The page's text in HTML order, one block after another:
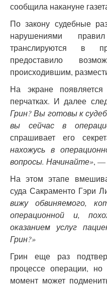
сообщила накануне
По закону судебные
нарушениями
транслируются в
предоставило
происходившим,
На экране
перчатках. И далее
Грин? Вы готовы к
вы сейчас в
спрашивает его
нахожусь в
вопросы. Начинайте», —
На этом этапе
суда Сакраменто Гэри
вижу обвиняемого,
операционной и,
оказанием услуг
Грин?»
Грин еще раз
процессе операции,
момент может